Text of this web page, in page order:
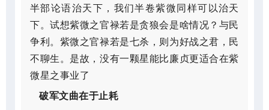
半部论语治天下，我们半卷紫微同样可以治天
下。试想紫微之官禄若是贪狼会是啥情况？与民
争利。紫微之官禄若是七杀，则为好战之君，民
不聊生。是故，没有一颗星能比廉贞更适合在紫
微星之事业了
破军文曲在于止耗